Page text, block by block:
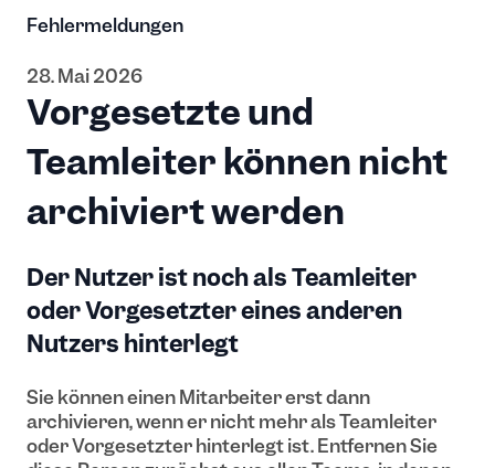
Fehlermeldungen
28. Mai 2026
Vorgesetzte und
Teamleiter können nicht
archiviert werden
Der Nutzer ist noch als Teamleiter
oder Vorgesetzter eines anderen
Nutzers hinterlegt
Sie können einen Mitarbeiter erst dann
archivieren, wenn er nicht mehr als Teamleiter
oder Vorgesetzter hinterlegt ist. Entfernen Sie